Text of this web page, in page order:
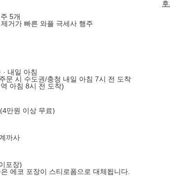
5개
거가 빠른 와플 극세사 행주
· 내일 아침
문 시 수도권/충청 내일 아침 7시 전 도착
아침 8시 전 도착)
만원 이상 무료)
까사
포장)
에코 포장이 스티로폼으로 대체됩니다.